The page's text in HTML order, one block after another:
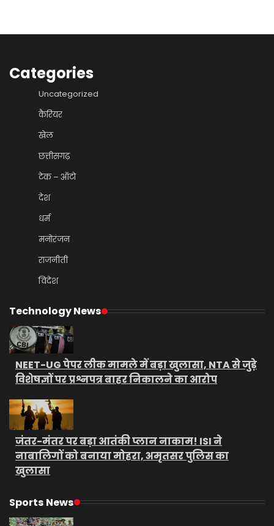
Categories
Uncategorized
कैरियर
खेल
छत्तीसगढ़
टेक – ऑटो
देश
धर्म
मनोरंजन
राजनीती
विदेश
Technology News
NEET-UG पेपर लीक मामले में बड़ा खुलासा, NTA से जुड़े
विशेषज्ञों पर प्रश्नपत्र बाहर निकालने का आरोप
जंतर-मंतर पर बड़ा आतंकी प्लान नाकाम! ISI ने
नाबालिगों को बनाया मोहरा, अमृतसर पुलिस का
खुलासा
Sports News